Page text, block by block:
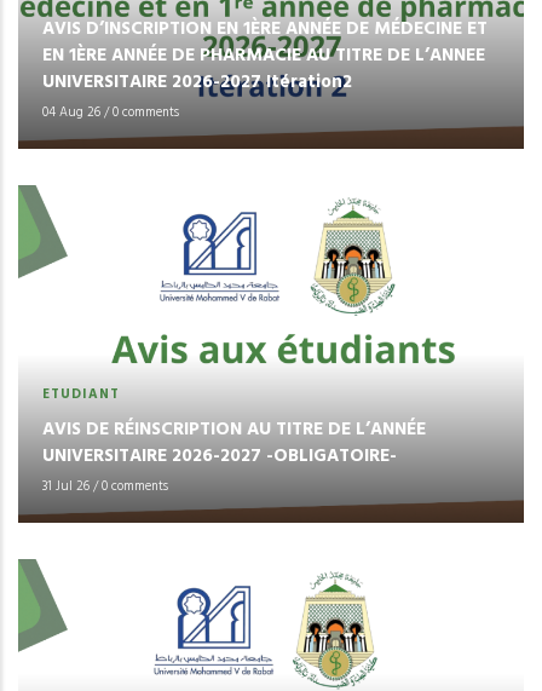
AVIS D’INSCRIPTION EN 1ÈRE ANNÉE DE MÉDECINE ET
EN 1ÈRE ANNÉE DE PHARMACIE AU TITRE DE L’ANNEE
UNIVERSITAIRE 2026-2027 Itération2
04 Aug 26/0 comments
ETUDIANT
AVIS DE RÉINSCRIPTION AU TITRE DE L’ANNÉE
UNIVERSITAIRE 2026-2027 -OBLIGATOIRE-
31 Jul 26/0 comments